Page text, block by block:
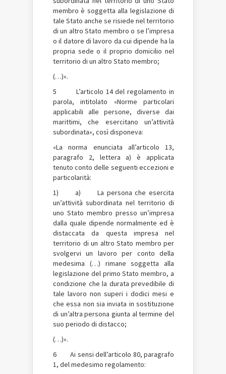
membro è soggetta alla legislazione di
tale Stato anche se risiede nel territorio
di un altro Stato membro o se l’impresa
o il datore di lavoro da cui dipende ha la
propria sede o il proprio domicilio nel
territorio di un altro Stato membro;
(…)».
5 L’articolo 14 del regolamento in
parola, intitolato «Norme particolari
applicabili alle persone, diverse dai
marittimi, che esercitano un’attività
subordinata», così disponeva:
«La norma enunciata all’articolo 13,
paragrafo 2, lettera a) è applicata
tenuto conto delle seguenti eccezioni e
particolarità:
1) a) La persona che esercita
un’attività subordinata nel territorio di
uno Stato membro presso un’impresa
dalla quale dipende normalmente ed è
distaccata da questa impresa nel
territorio di un altro Stato membro per
svolgervi un lavoro per conto della
medesima (…) rimane soggetta alla
legislazione del primo Stato membro, a
condizione che la durata prevedibile di
tale lavoro non superi i dodici mesi e
che essa non sia inviata in sostituzione
di un’altra persona giunta al termine del
suo periodo di distacco;
(…)».
6 Ai sensi dell’articolo 80, paragrafo
1, del medesimo regolamento: